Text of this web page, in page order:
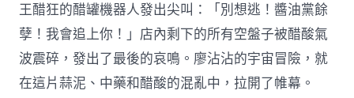
王醋狂的醋罐機器人發出尖叫：「別想逃！醬油黨餘
孽！我會追上你！」店內剩下的所有空盤子被醋酸氣
波震碎，發出了最後的哀鳴。廖沾沾的宇宙冒險，就
在這片蒜泥、中藥和醋酸的混亂中，拉開了帷幕。